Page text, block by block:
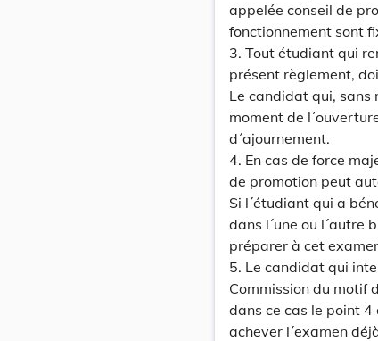
appelée conseil de
fonctionnement sont
3. Tout étudiant qui
présent règlement,
Le candidat qui, sans
moment de
d´ajournement.
4. En cas de force
de promotion peut
Si l´étudiant qui a
dans l´une ou l´autre
préparer à cet
5. Le candidat qui
Commission du motif
dans ce cas le point
achever l´examen